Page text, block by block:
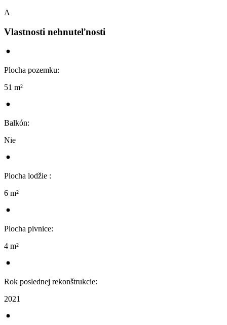
A
Vlastnosti nehnuteľnosti
Plocha pozemku:
51 m²
Balkón:
Nie
Plocha lodžie :
6 m²
Plocha pivnice:
4 m²
Rok poslednej rekonštrukcie:
2021